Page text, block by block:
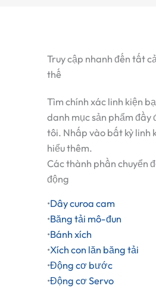
Truy cập nhanh đến tất
thế
Tìm chính xác linh kiện
danh mục sản phẩm đầy
tôi. Nhấp vào bất kỳ linh
hiểu thêm.
Các thành phần chuyển
động
•Dây curoa cam
•Băng tải mô-đun
•Bánh xích
•Xích con lăn băng tải
•Động cơ bước
•Động cơ Servo